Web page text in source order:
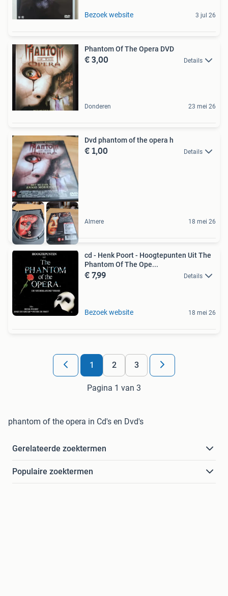
Bezoek website 3 jul 26
Phantom Of The Opera DVD
€ 3,00 Details
Donderen 23 mei 26
Dvd phantom of the opera h
€ 1,00 Details
Almere 18 mei 26
cd - Henk Poort - Hoogtepunten Uit The
Phantom Of The Ope...
€ 7,99 Details
Bezoek website 18 mei 26
1 2 3
Pagina 1 van 3
phantom of the opera in Cd's en Dvd's
Gerelateerde zoektermen
Populaire zoektermen